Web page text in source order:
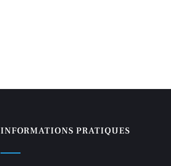
INFORMATIONS PRATIQUES